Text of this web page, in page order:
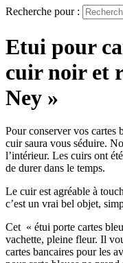
Recherche pour :
Etui pour
cuir noir et
Ney »
Pour conserver vos cartes
cuir saura vous séduire.
l’intérieur. Les cuirs ont
de durer dans le temps.
Le cuir est agréable à
c’est un vrai bel objet,
Cet « étui porte cartes
vachette, pleine fleur. Il
cartes bancaires pour les